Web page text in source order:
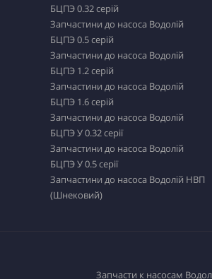
БЦПЭ 0.32 серій
Запчастини до насоса Водолій
БЦПЭ 0.5 серій
Запчастини до насоса Водолій
БЦПЭ 1.2 серій
Запчастини до насоса Водолій
БЦПЭ 1.6 серій
Запчастини до насоса Водолій
БЦПЭ У 0.32 серії
Запчастини до насоса Водолій
БЦПЭ У 0.5 серії
Запчастини до насоса Водолій НВП
(Шнековий)
Запчасти к насосам